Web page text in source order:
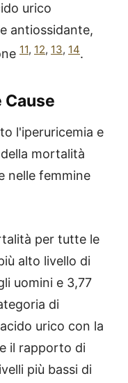
urico
antiossidante,
11, 12, 13, 14.
l'iperuricemia e
mortalità
nelle femmine
per tutte le
alto livello di
uomini e 3,77
di
urico con la
il rapporto di
più bassi di